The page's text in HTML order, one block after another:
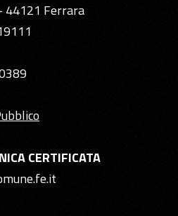
44121 Ferrara
CERTIFICATA